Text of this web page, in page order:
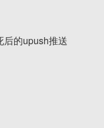
后的upush推送